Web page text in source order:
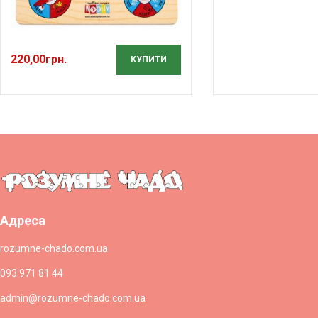
220,00грн. КУПИТИ
Адреса
rozumne-chado.com.ua
093 971 81 44
admin@rozumne-chado.com.ua